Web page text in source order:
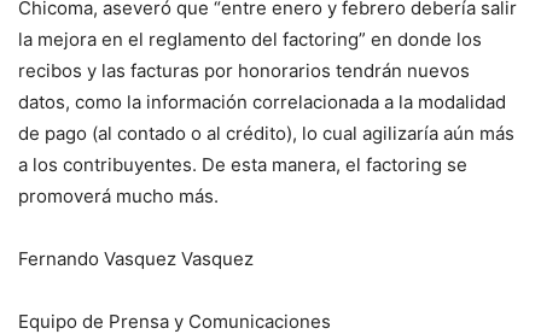
Chicoma, aseveró que “entre enero y febrero debería salir
la mejora en el reglamento del factoring” en donde los
recibos y las facturas por honorarios tendrán nuevos
datos, como la información correlacionada a la modalidad
de pago (al contado o al crédito), lo cual agilizaría aún más
a los contribuyentes. De esta manera, el factoring se
promoverá mucho más.
Fernando Vasquez Vasquez
Equipo de Prensa y Comunicaciones